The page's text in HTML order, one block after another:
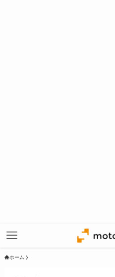
ホーム